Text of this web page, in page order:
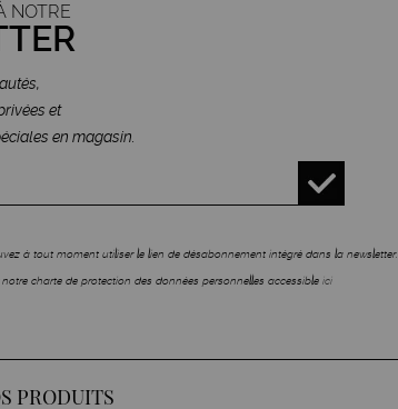
NOTRE
et
en magasin.
à tout moment utiliser le lien de désabonnement intégré dans la newsletter.
charte de protection des données personnelles accessibleici
PRODUITS